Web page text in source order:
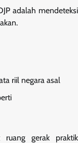
adalah mendeteksi
riil negara asal
ruang gerak praktik